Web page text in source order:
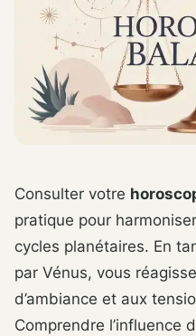
Consulter votre
pratique pour
cycles planétaires. En
par Vénus, vous
d’ambiance et aux
Comprendre l’influence